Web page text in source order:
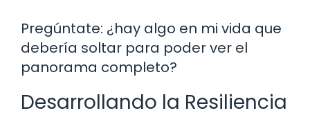
Pregúntate: ¿hay algo en mi vida que
debería soltar para poder ver el
panorama completo?
Desarrollando la Resiliencia